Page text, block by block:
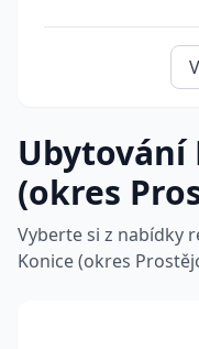
Ubytování
(okres
Vyberte si z nabídky
Konice (okres